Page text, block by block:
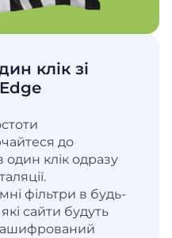
клік зі
до
клік одразу
фільтри в будь-
сайти будуть